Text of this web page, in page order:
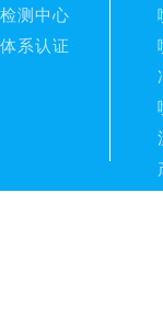
检测中心
体系认证